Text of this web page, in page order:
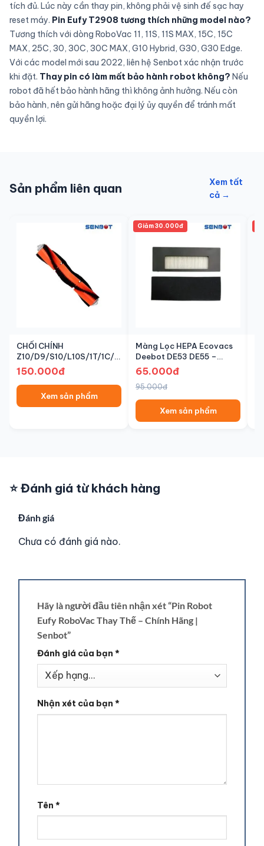
tích đủ. Lúc này cần thay pin, không phải vệ sinh đế sạc hay
reset máy. Pin Eufy T2908 tương thích những model nào?
Tương thích với dòng RoboVac 11, 11S, 11S MAX, 15C, 15C
MAX, 25C, 30, 30C, 30C MAX, G10 Hybrid, G30, G30 Edge.
Với các model mới sau 2022, liên hệ Senbot xác nhận trước
khi đặt. Thay pin có làm mất bảo hành robot không? Nếu
robot đã hết bảo hành hãng thì không ảnh hưởng. Nếu còn
bảo hành, nên gửi hãng hoặc đại lý ủy quyền để tránh mất
quyền lợi.
Sản phẩm liên quan
Xem tất
cả →
CHỔI CHÍNH
Z10/D9/S10/L10S/1T/1C/2C/MOP2/1S
(Cái)
150.000đ
Xem sản phẩm
Giảm 30.000đ
Màng Lọc HEPA Ecovacs
Deebot DE53 DE55 –
Chính Hãng | Senbot
65.000đ
95.000đ
Xem sản phẩm
⭐ Đánh giá từ khách hàng
Đánh giá
Chưa có đánh giá nào.
Hãy là người đầu tiên nhận xét “Pin Robot
Eufy RoboVac Thay Thế – Chính Hãng |
Senbot”
Đánh giá của bạn *
Nhận xét của bạn *
Tên *